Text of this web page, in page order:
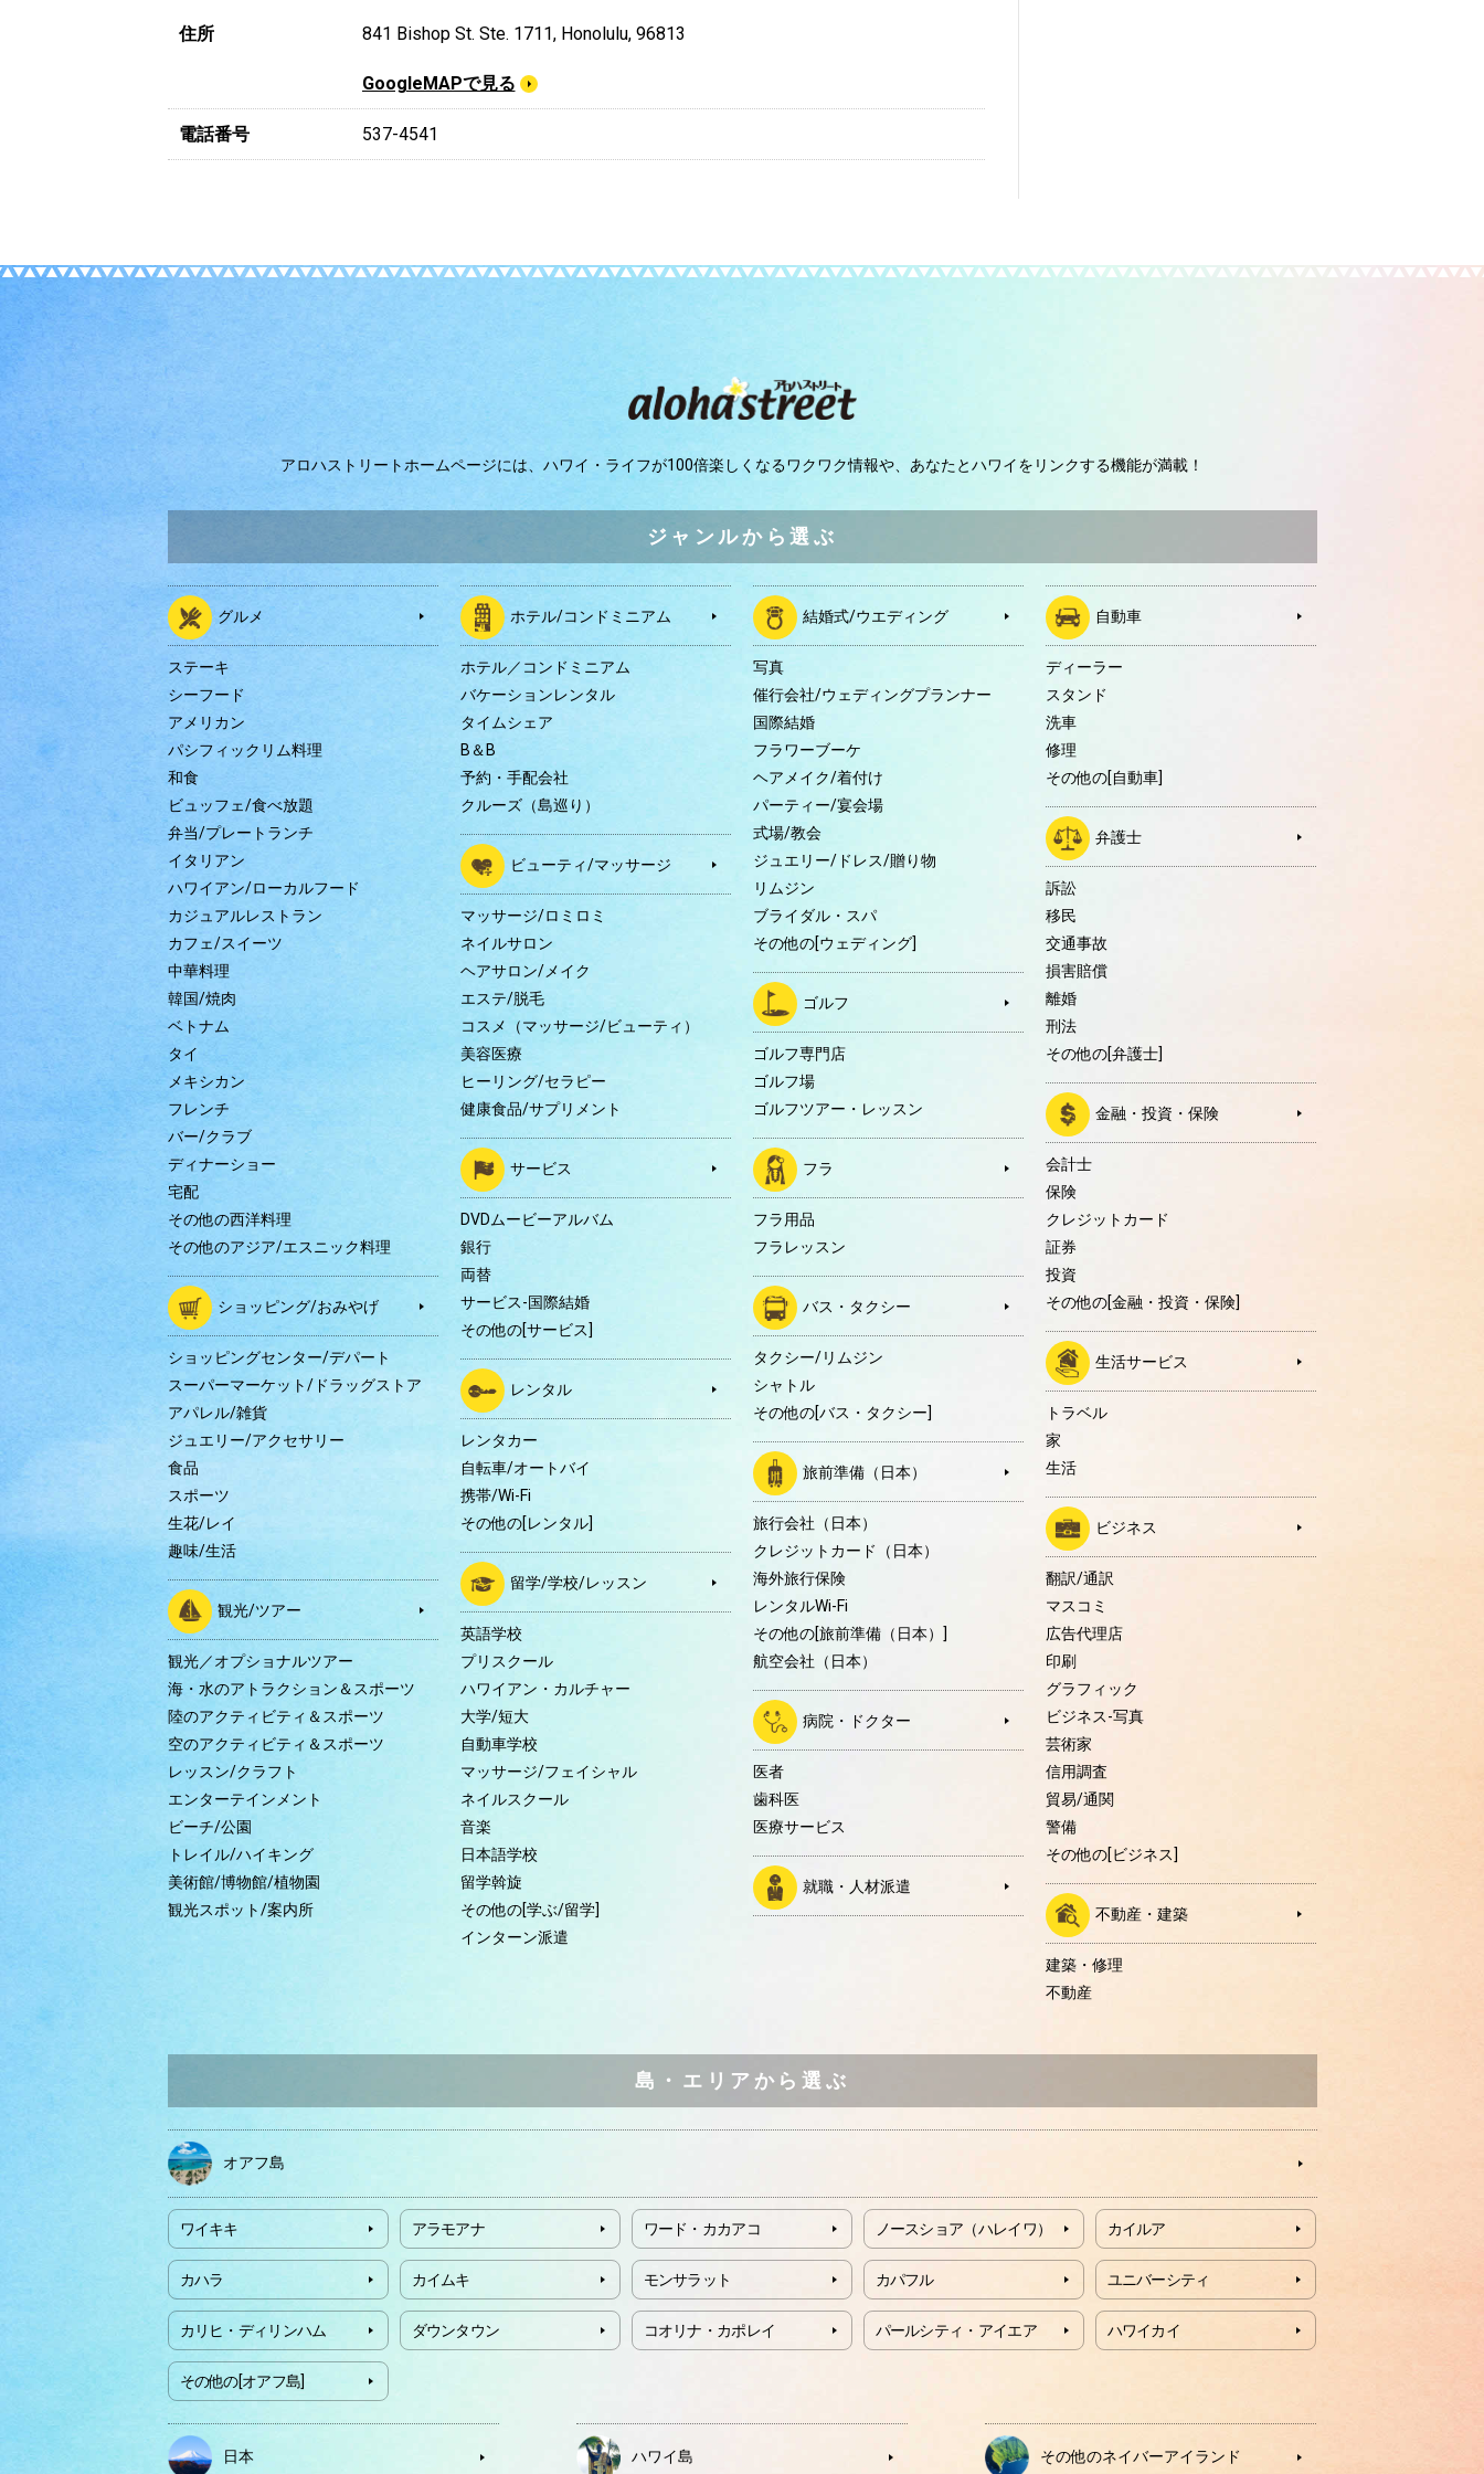
住所 841 Bishop St. Ste. 1711, Honolulu, 96813
GoogleMAPで見る
電話番号 537-4541
アロハストリートホームページには、 ハワイ・ライフが100倍楽しくなるワクワク情報や、 あなたとハワイをリンクする機能が満載！
ジャンルから選ぶ
グルメ
ステーキ
シーフード
アメリカン
パシフィックリム料理
和食
ビュッフェ/食べ放題
弁当/プレートランチ
イタリアン
ハワイアン/ローカルフード
カジュアルレストラン
カフェ/スイーツ
中華料理
韓国/焼肉
ベトナム
タイ
メキシカン
フレンチ
バー/クラブ
ディナーショー
宅配
その他の西洋料理
その他のアジア/エスニック料理
ショッピング/おみやげ
ショッピングセンター/デパート
スーパーマーケット/ドラッグストア
アパレル/雑貨
ジュエリー/アクセサリー
食品
スポーツ
生花/レイ
趣味/生活
観光/ツアー
観光／オプショナルツアー
海・水のアトラクション＆スポーツ
陸のアクティビティ＆スポーツ
空のアクティビティ＆スポーツ
レッスン/クラフト
エンターテインメント
ビーチ/公園
トレイル/ハイキング
美術館/博物館/植物園
観光スポット/案内所
ホテル/コンドミニアム
ホテル／コンドミニアム
バケーションレンタル
タイムシェア
B＆B
予約・手配会社
クルーズ（島巡り）
ビューティ/マッサージ
マッサージ/ロミロミ
ネイルサロン
ヘアサロン/メイク
エステ/脱毛
コスメ（マッサージ/ビューティ）
美容医療
ヒーリング/セラピー
健康食品/サプリメント
サービス
DVDムービーアルバム
銀行
両替
サービス-国際結婚
その他の[サービス]
レンタル
レンタカー
自転車/オートバイ
携帯/Wi-Fi
その他の[レンタル]
留学/学校/レッスン
英語学校
プリスクール
ハワイアン・カルチャー
大学/短大
自動車学校
マッサージ/フェイシャル
ネイルスクール
音楽
日本語学校
留学斡旋
その他の[学ぶ/留学]
インターン派遣
結婚式/ウエディング
写真
催行会社/ウェディングプランナー
国際結婚
フラワーブーケ
ヘアメイク/着付け
パーティー/宴会場
式場/教会
ジュエリー/ドレス/贈り物
リムジン
ブライダル・スパ
その他の[ウェディング]
ゴルフ
ゴルフ専門店
ゴルフ場
ゴルフツアー・レッスン
フラ
フラ用品
フラレッスン
バス・タクシー
タクシー/リムジン
シャトル
その他の[バス・タクシー]
旅前準備（日本）
旅行会社（日本）
クレジットカード（日本）
海外旅行保険
レンタルWi-Fi
その他の[旅前準備（日本）]
航空会社（日本）
病院・ドクター
医者
歯科医
医療サービス
就職・人材派遣
自動車
ディーラー
スタンド
洗車
修理
その他の[自動車]
弁護士
訴訟
移民
交通事故
損害賠償
離婚
刑法
その他の[弁護士]
金融・投資・保険
会計士
保険
クレジットカード
証券
投資
その他の[金融・投資・保険]
生活サービス
トラベル
家
生活
ビジネス
翻訳/通訳
マスコミ
広告代理店
印刷
グラフィック
ビジネス-写真
芸術家
信用調査
貿易/通関
警備
その他の[ビジネス]
不動産・建築
建築・修理
不動産
島・エリアから選ぶ
オアフ島
ワイキキ アラモアナ ワード・カカアコ ノースショア（ハレイワ） カイルア
カハラ カイムキ モンサラット カパフル ユニバーシティ
カリヒ・ディリンハム ダウンタウン コオリナ・カポレイ パールシティ・アイエア ハワイカイ
その他の[オアフ島]
日本 ハワイ島 その他のネイバーアイランド